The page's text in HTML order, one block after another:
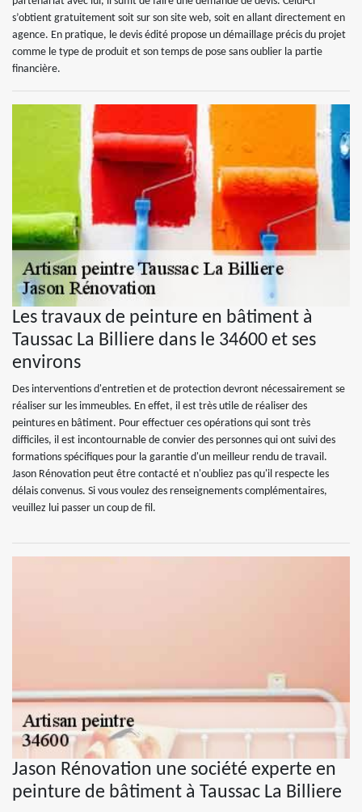
s’obtient gratuitement soit sur son site web, soit en allant directement en
agence. En pratique, le devis édité propose un démaillage précis du projet
comme le type de produit et son temps de pose sans oublier la partie
financière.
Les travaux de peinture en bâtiment à
Taussac La Billiere dans le 34600 et ses
environs
Des interventions d'entretien et de protection devront nécessairement se
réaliser sur les immeubles. En effet, il est très utile de réaliser des
peintures en bâtiment. Pour effectuer ces opérations qui sont très
difficiles, il est incontournable de convier des personnes qui ont suivi des
formations spécifiques pour la garantie d'un meilleur rendu de travail.
Jason Rénovation peut être contacté et n'oubliez pas qu'il respecte les
délais convenus. Si vous voulez des renseignements complémentaires,
veuillez lui passer un coup de fil.
Jason Rénovation une société experte en
peinture de bâtiment à Taussac La Billiere